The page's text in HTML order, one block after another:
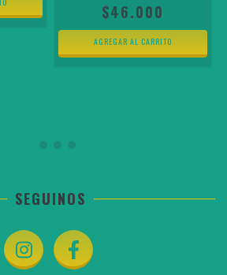
$46.000
SEGUINOS